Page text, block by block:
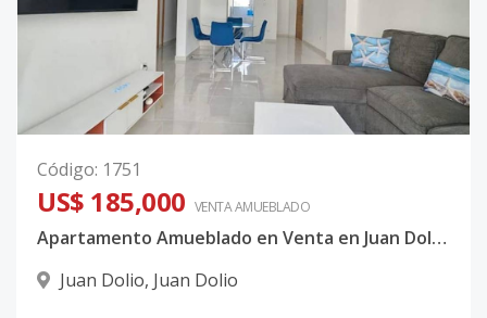
Código: 1751
US$ 185,000 VENTA AMUEBLADO
Apartamento Amueblado en Venta en Juan Dolio, Tupey Juan Dolio
Juan Dolio, Juan Dolio